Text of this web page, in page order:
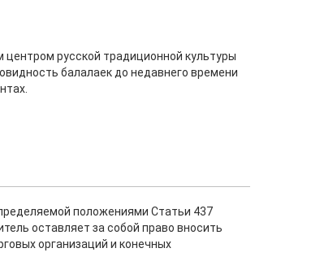
русской традиционной культуры
балалаек до недавнего времени
положениями Статьи 437
оставляет за собой право вносить
организаций и конечных